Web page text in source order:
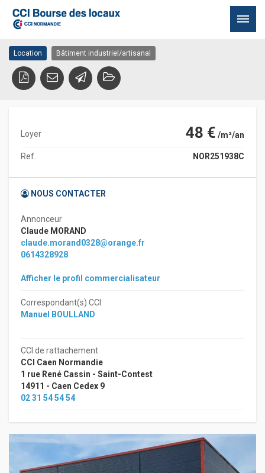
contenu
Bocage – 400m2
14310 VILLERS BOCAGE
Location Bâtiment industriel/artisanal
Loyer 48 € /m²/an
Ref. NOR251938C
NOUS CONTACTER
Annonceur
Claude MORAND
claude.morand0328@orange.fr
0614328928
Afficher le profil commercialisateur
Correspondant(s) CCI
Manuel BOULLAND
CCI de rattachement
CCI Caen Normandie
1 rue René Cassin - Saint-Contest
14911 - Caen Cedex 9
02 31 54 54 54